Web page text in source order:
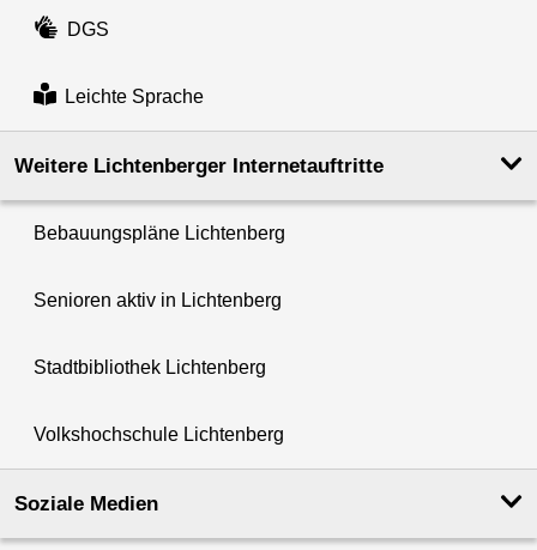
DGS
Leichte Sprache
Weitere Lichtenberger Internetauftritte
Bebauungspläne Lichtenberg
Senioren aktiv in Lichtenberg
Stadtbibliothek Lichtenberg
Volkshochschule Lichtenberg
Soziale Medien